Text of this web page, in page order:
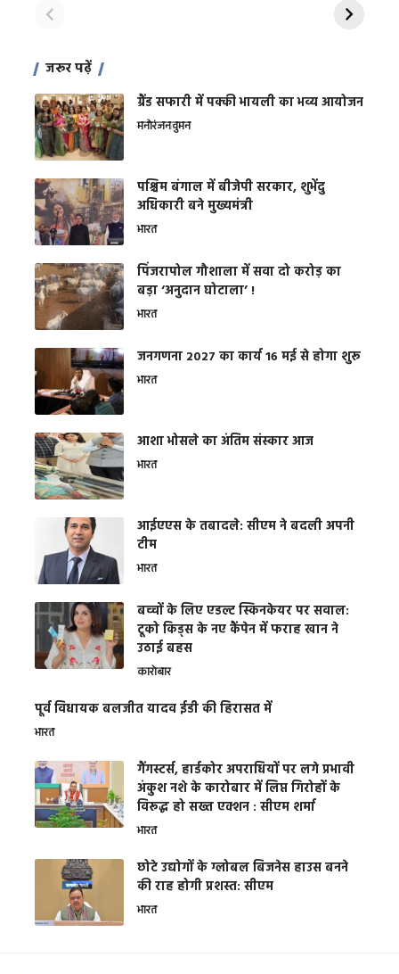
जरूर पढ़ें
ग्रैंड सफारी में पक्की भायली का भव्य आयोजन
मनोरंजनवुमन
पश्चिम बंगाल में बीजेपी सरकार, शुभेंदु
अधिकारी बने मुख्यमंत्री
भारत
​पिंजरापोल गौशाला में सवा दो करोड़ का
बड़ा ‘अनुदान घोटाला’ !
भारत
जनगणना 2027 का कार्य 16 मई से होगा शुरू
भारत
आशा भोसले का अंतिम संस्कार आज
भारत
आईएएस के तबादले: सीएम ने बदली अपनी
टीम
भारत
बच्चों के लिए एडल्ट स्किनकेयर पर सवाल:
टूको किड्स के नए कैंपेन में फराह खान ने
उठाई बहस
कारोबार
पूर्व विधायक बलजीत यादव ईडी की हिरासत में
भारत
गैंगस्टर्स, हार्डकोर अपराधियों पर लगे प्रभावी
अंकुश नशे के कारोबार में लिप्त गिरोहों के
विरूद्ध हो सख्त एक्शन : सीएम शर्मा
भारत
छोटे उद्योगों के ग्लोबल बिजनेस हाउस बनने
की राह होगी प्रशस्त: सीएम
भारत